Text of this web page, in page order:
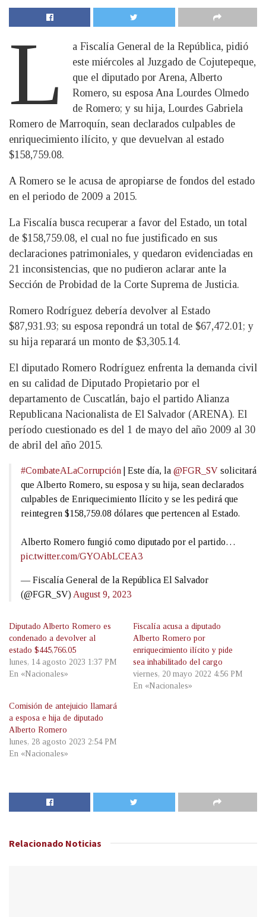
L
a Fiscalía General de la República, pidió
este miércoles al Juzgado de Cojutepeque,
que el diputado por Arena, Alberto
Romero, su esposa Ana Lourdes Olmedo
de Romero; y su hija, Lourdes Gabriela
Romero de Marroquín, sean declarados culpables de
enriquecimiento ilícito, y que devuelvan al estado
$158,759.08.
A Romero se le acusa de apropiarse de fondos del estado
en el periodo de 2009 a 2015.
La Fiscalía busca recuperar a favor del Estado, un total
de $158,759.08, el cual no fue justificado en sus
declaraciones patrimoniales, y quedaron evidenciadas en
21 inconsistencias, que no pudieron aclarar ante la
Sección de Probidad de la Corte Suprema de Justicia.
Romero Rodríguez debería devolver al Estado
$87,931.93; su esposa repondrá un total de $67,472.01; y
su hija reparará un monto de $3,305.14.
El diputado Romero Rodríguez enfrenta la demanda civil
en su calidad de Diputado Propietario por el
departamento de Cuscatlán, bajo el partido Alianza
Republicana Nacionalista de El Salvador (ARENA). El
período cuestionado es del 1 de mayo del año 2009 al 30
de abril del año 2015.
#CombateALaCorrupción | Este día, la @FGR_SV solicitará
que Alberto Romero, su esposa y su hija, sean declarados
culpables de Enriquecimiento Ilícito y se les pedirá que
reintegren $158,759.08 dólares que pertencen al Estado.
Alberto Romero fungió como diputado por el partido…
pic.twitter.com/GYOAbLCEA3
— Fiscalía General de la República El Salvador
(@FGR_SV) August 9, 2023
Diputado Alberto Romero es
condenado a devolver al
estado $445,766.05
lunes, 14 agosto 2023 1:37 PM
En «Nacionales»
Fiscalía acusa a diputado
Alberto Romero por
enriquecimiento ilícito y pide
sea inhabilitado del cargo
viernes, 20 mayo 2022 4:56 PM
En «Nacionales»
Comisión de antejuicio llamará
a esposa e hija de diputado
Alberto Romero
lunes, 28 agosto 2023 2:54 PM
En «Nacionales»
Relacionado Noticias